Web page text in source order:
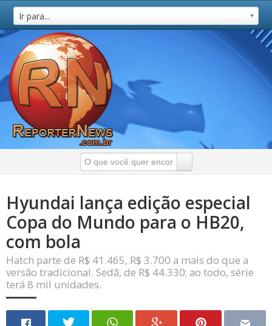
Ir para...
Hyundai lança edição especial
Copa do Mundo para o HB20,
com bola
Hatch parte de R$ 41.465, R$ 3.700 a mais do que a
versão tradicional. Sedã, de R$ 44.330; ao todo, série
terá 8 mil unidades.